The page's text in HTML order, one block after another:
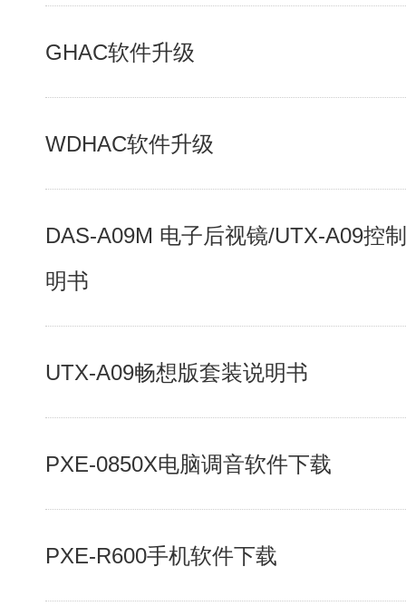
GHAC软件升级
WDHAC软件升级
DAS-A09M 电子后视镜/UTX-A09控
明书
UTX-A09畅想版套装说明书
PXE-0850X电脑调音软件下载
PXE-R600手机软件下载